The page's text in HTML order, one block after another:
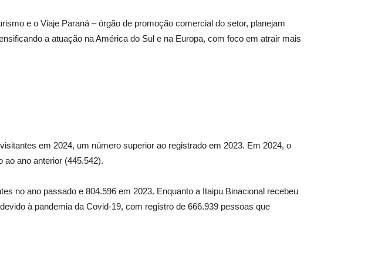
e o Viaje Paraná – órgão de promoção comercial do setor, planejam
a atuação na América do Sul e na Europa, com foco em atrair mais
em 2024, um número superior ao registrado em 2023. Em 2024, o
ano anterior (445.542).
no ano passado e 804.596 em 2023. Enquanto a Itaipu Binacional recebeu
à pandemia da Covid-19, com registro de 666.939 pessoas que